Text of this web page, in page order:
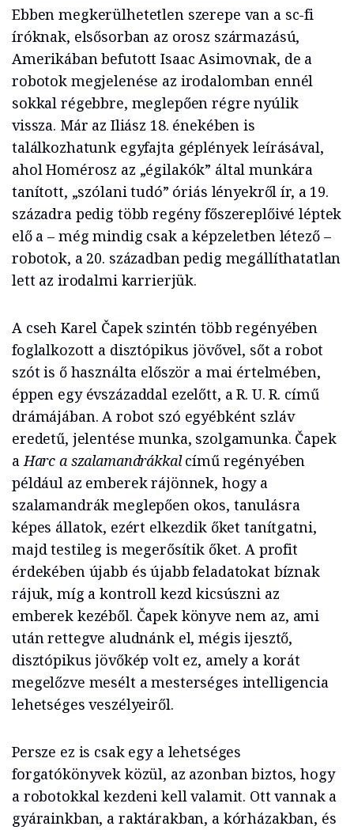
Ebben megkerülhetetlen szerepe van a sc-fi
íróknak, elsősorban az orosz származású,
Amerikában befutott Isaac Asimovnak, de a
robotok megjelenése az irodalomban ennél
sokkal régebbre, meglepően régre nyúlik
vissza. Már az Iliász 18. énekében is
találkozhatunk egyfajta géplények leírásával,
ahol Homérosz az „égilakók” által munkára
tanított, „szólani tudó” óriás lényekről ír, a 19.
századra pedig több regény főszereplőivé léptek
elő a – még mindig csak a képzeletben létező –
robotok, a 20. században pedig megállíthatatlan
lett az irodalmi karrierjük.
A cseh Karel Čapek szintén több regényében
foglalkozott a disztópikus jövővel, sőt a robot
szót is ő használta először a mai értelmében,
éppen egy évszázaddal ezelőtt, a R. U. R. című
drámájában. A robot szó egyébként szláv
eredetű, jelentése munka, szolgamunka. Čapek
aHarc a szalamandrákkalcímű regényében
például az emberek rájönnek, hogy a
szalamandrák meglepően okos, tanulásra
képes állatok, ezért elkezdik őket tanítgatni,
majd testileg is megerősítik őket. A profit
érdekében újabb és újabb feladatokat bíznak
rájuk, míg a kontroll kezd kicsúszni az
emberek kezéből. Čapek könyve nem az, ami
után rettegve aludnánk el, mégis ijesztő,
disztópikus jövőkép volt ez, amely a korát
megelőzve mesélt a mesterséges intelligencia
lehetséges veszélyeiről.
Persze ez is csak egy a lehetséges
forgatókönyvek közül, az azonban biztos, hogy
a robotokkal kezdeni kell valamit. Ott vannak a
gyárainkban, a raktárakban, a kórházakban, és